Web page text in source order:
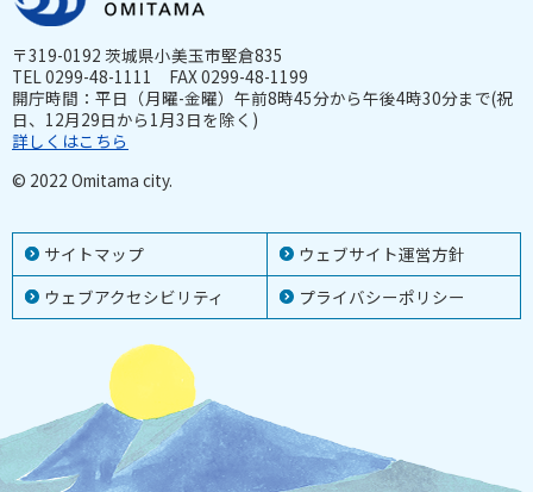
サイトマップ
ウェブサイト運営方針
ウェブアクセシビリティ
プライバシーポリシー
〒319-0192 茨城県小美玉市堅倉835
TEL 0299-48-1111 FAX 0299-48-1199
開庁時間：平日（月曜-金曜）午前8時45分から午後4時30分まで(祝
日、12月29日から1月3日を除く)
詳しくはこちら
© 2022 Omitama city.